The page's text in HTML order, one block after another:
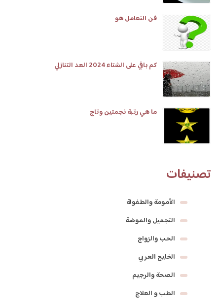
فن التعامل هو
كم باقي على الشتاء 2024 العد التنازلي
ما هي رتبة نجمتين وتاج
تصنيفات
الأمومة والطفولة
التجميل والموضة
الحب والزواج
الخليج العربي
الصحة والرجيم
الطب و العلاج